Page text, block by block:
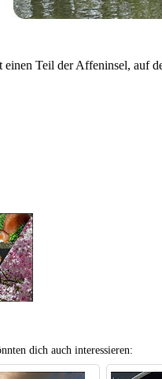
Teil der Affeninsel, auf
dich auch interessieren: